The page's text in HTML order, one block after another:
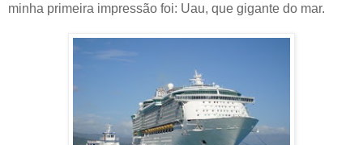
minha primeira impressão foi: Uau, que gigante do mar.